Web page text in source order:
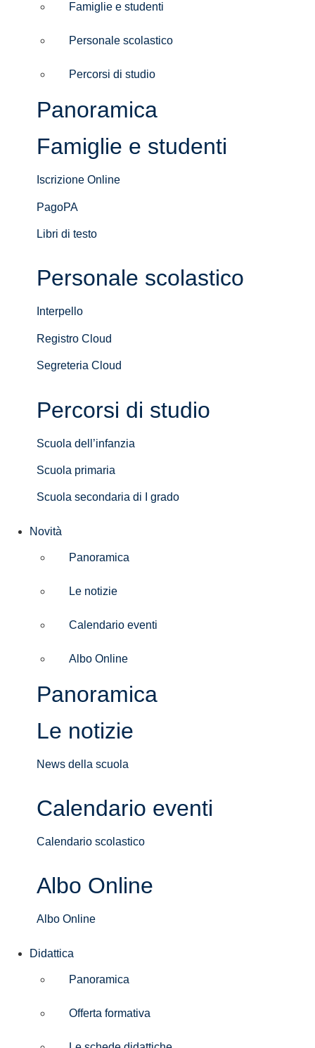
Famiglie e studenti
Personale scolastico
Percorsi di studio
Panoramica
Famiglie e studenti
Iscrizione Online
PagoPA
Libri di testo
Personale scolastico
Interpello
Registro Cloud
Segreteria Cloud
Percorsi di studio
Scuola dell’infanzia
Scuola primaria
Scuola secondaria di I grado
Novità
Panoramica
Le notizie
Calendario eventi
Albo Online
Panoramica
Le notizie
News della scuola
Calendario eventi
Calendario scolastico
Albo Online
Albo Online
Didattica
Panoramica
Offerta formativa